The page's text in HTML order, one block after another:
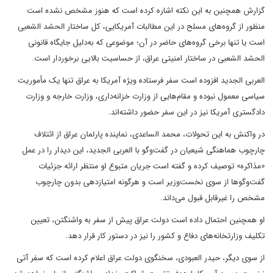
گزارش همچنین به این نکته اشاره کرده است که هنوز مشخص نشده است
منظور از گروه‌های مسلح در این مطالبات آمریکایی، کل ساختار الحشد الشعبی
است یا تنها برخی گروه‌های حاضر در آن؛ موضوعی که به‌دلیل جایگاه قانونی
الحشد الشعبی در ساختار امنیتی عراق، از حساسیت بالایی برخوردار است.
العربی الجدید افزوده است سفر فرستاده ویژه آمریکا به عراق تنها یک مأموریت
سیاسی معمول نبوده و مقام‌هایی از وزارت خزانه‌داری، وزارت خارجه و وزارت
دادگستری آمریکا نیز در این سفر حضور داشته‌اند.
در واکنش به این تحولات، محمد الساعدی، نماینده پارلمان عراق از ائتلاف
چارچوب هماهنگی شیعیان در گفت‌وگو با العربی الجدید، این دیدار را در عمل
«مذاکره» توصیف کرده و گفته است جریان متبوع او منتظر ارائه جزئیات
گفت‌وگوها از سوی نخست‌وزیر است و هرگونه امتیازدهی بدون چارچوب
مشخص را غیرقابل قبول می‌داند.
او همچنین احتمال داده است دولت عراق پیش از سفر به واشنگتن، تعیین
تکلیف وزارتخانه‌های دفاع و کشور را نیز در دستور کار قرار دهد.
از سوی دیگر، حیدر العبودی، سخنگوی دولت عراق اعلام کرده است که سفر آتی